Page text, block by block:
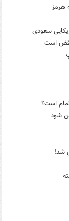
هرمز
سعودی
است
است؟
شود
شد!